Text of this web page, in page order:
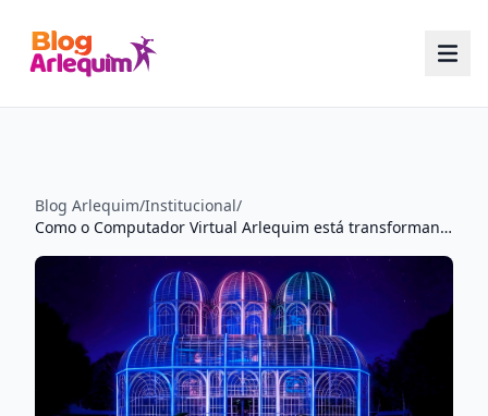
Blog Arlequim/Institucional/
Como o Computador Virtual Arlequim está transformando a educação e os serviços públicos em Curitiba